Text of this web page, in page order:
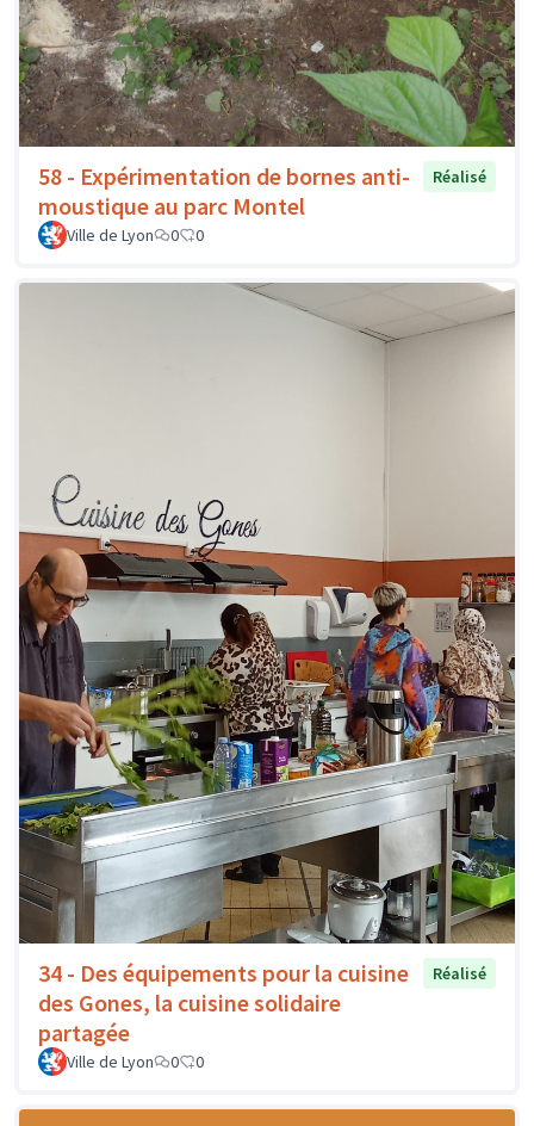
58 - Expérimentation de bornes anti-
moustique au parc Montel
Réalisé
Ville de Lyon 0 0
34 - Des équipements pour la cuisine
des Gones, la cuisine solidaire
partagée
Réalisé
Ville de Lyon 0 0